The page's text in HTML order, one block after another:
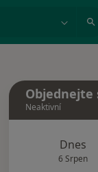
Objednejte
Neaktivní
Dnes
6 Srpen